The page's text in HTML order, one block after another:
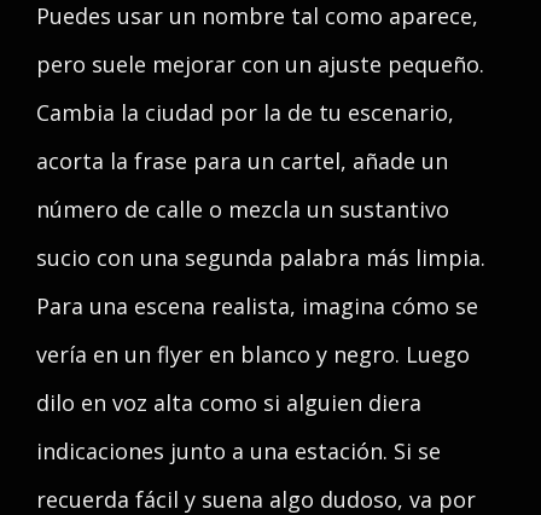
Puedes usar un nombre tal como aparece,
pero suele mejorar con un ajuste pequeño.
Cambia la ciudad por la de tu escenario,
acorta la frase para un cartel, añade un
número de calle o mezcla un sustantivo
sucio con una segunda palabra más limpia.
Para una escena realista, imagina cómo se
vería en un flyer en blanco y negro. Luego
dilo en voz alta como si alguien diera
indicaciones junto a una estación. Si se
recuerda fácil y suena algo dudoso, va por